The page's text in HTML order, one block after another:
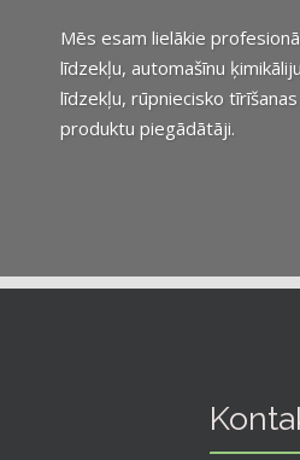
Mēs esam lielākie
līdzekļu, automašīnu
līdzekļu, rūpniecisko
produktu piegādātāji.